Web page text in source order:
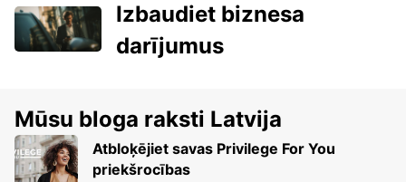
Izbaudiet biznesa
darījumus
Mūsu bloga raksti Latvija
Atbloķējiet savas Privilege For You
priekšrocības